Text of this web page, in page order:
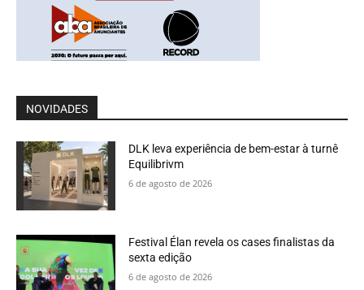
NOVIDADES
DLK leva experiência de bem-estar à turnê
Equilibrivm
6 de agosto de 2026
Festival Élan revela os cases finalistas da
sexta edição
6 de agosto de 2026